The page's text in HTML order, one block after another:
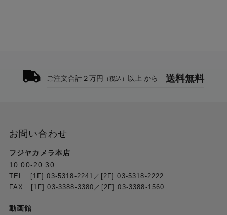
ご注文合計２万円 （税込） 以上 から 送料無料
お問い合わせ
フジヤカメラ本店
10:00-20:30
TEL [1F] 03-5318-2241／[2F] 03-5318-2222
FAX [1F] 03-3388-3380／[2F] 03-3388-1560
動画館